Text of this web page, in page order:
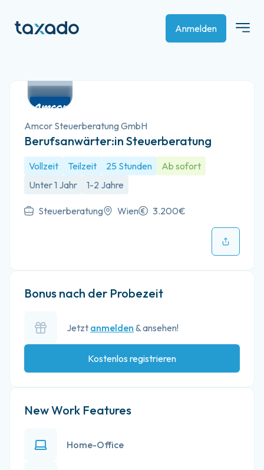
Anmelden
Amcor Steuerberatung GmbH
Berufsanwärter:in Steuerberatung
Vollzeit Teilzeit 25 Stunden
Ab sofort
Unter 1 Jahr
1-2 Jahre
Steuerberatung Wien 3.200€
Bonus nach der Probezeit
Jetzt anmelden & ansehen!
Kostenlos registrieren
New Work Features
Home-Office